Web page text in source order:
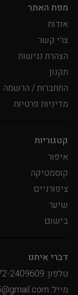
מפת האתר
אודות
צרי קשר
הצהרת נגישות
תקנון
התחברות / הרשמה
מדיניות פרטיות
קטגוריות
איפור
קוסמטיקה
ציפורניים
שיער
בישום
דברי איתנו
טלפון: 072-2409609
מייל: loka5445@gmail.com